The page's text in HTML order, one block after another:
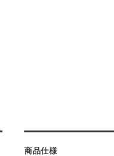
商品仕様